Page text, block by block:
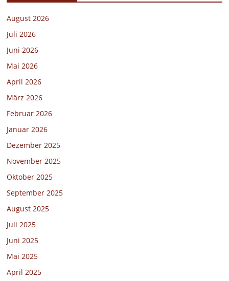
August 2026
Juli 2026
Juni 2026
Mai 2026
April 2026
März 2026
Februar 2026
Januar 2026
Dezember 2025
November 2025
Oktober 2025
September 2025
August 2025
Juli 2025
Juni 2025
Mai 2025
April 2025